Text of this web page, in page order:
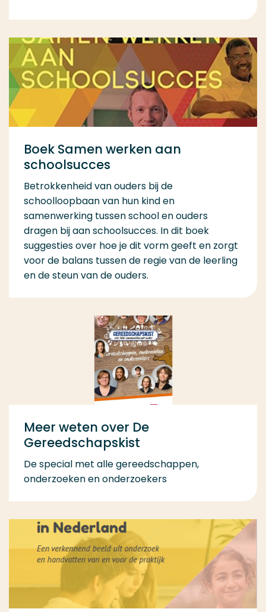
Boek Samen werken aan
schoolsucces
Betrokkenheid van ouders bij de
schoolloopbaan van hun kind en
samenwerking tussen school en ouders
dragen bij aan schoolsucces. In dit boek
suggesties over hoe je dit vorm geeft en zorgt
voor de balans tussen de regie van de leerling
en de steun van de ouders.
Meer weten over De
Gereedschapskist
De special met alle gereedschappen,
onderzoeken en onderzoekers